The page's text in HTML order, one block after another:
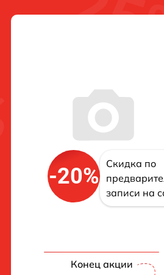
-20%
Скидка по
записи на
Конец акции